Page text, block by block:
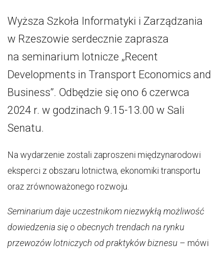
Wyższa Szkoła Informatyki i Zarządzania
w Rzeszowie serdecznie zaprasza
na seminarium lotnicze „Recent
Developments in Transport Economics and
Business”. Odbędzie się ono 6 czerwca
2024 r. w godzinach 9.15-13.00 w Sali
Senatu.
Na wydarzenie zostali zaproszeni międzynarodowi
eksperci z obszaru lotnictwa, ekonomiki transportu
oraz zrównoważonego rozwoju.
Seminarium daje uczestnikom niezwykłą możliwość
dowiedzenia się o obecnych trendach na rynku
przewozów lotniczych od praktyków biznesu – mówi